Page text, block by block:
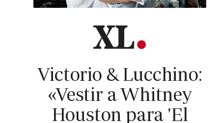
Victorio & Lucchino:
«Vestir a Whitney
Houston para 'El